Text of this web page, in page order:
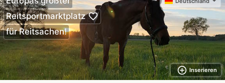
Reitsportmarktplatz favorite_border
für Reitsachen!
add_circle_outline Inserieren